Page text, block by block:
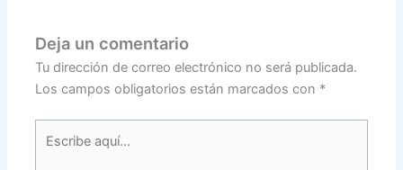
Deja un comentario
Tu dirección de correo electrónico no será publicada.
Los campos obligatorios están marcados con *
aquí...